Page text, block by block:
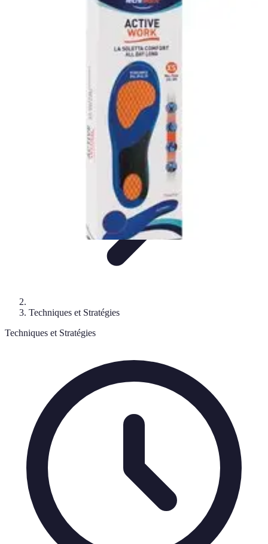
Entraînement et Techniques
Entraînement et TechniqueStratégies d'équipe
Techniques et Stratégies
Techniques et Stratégies